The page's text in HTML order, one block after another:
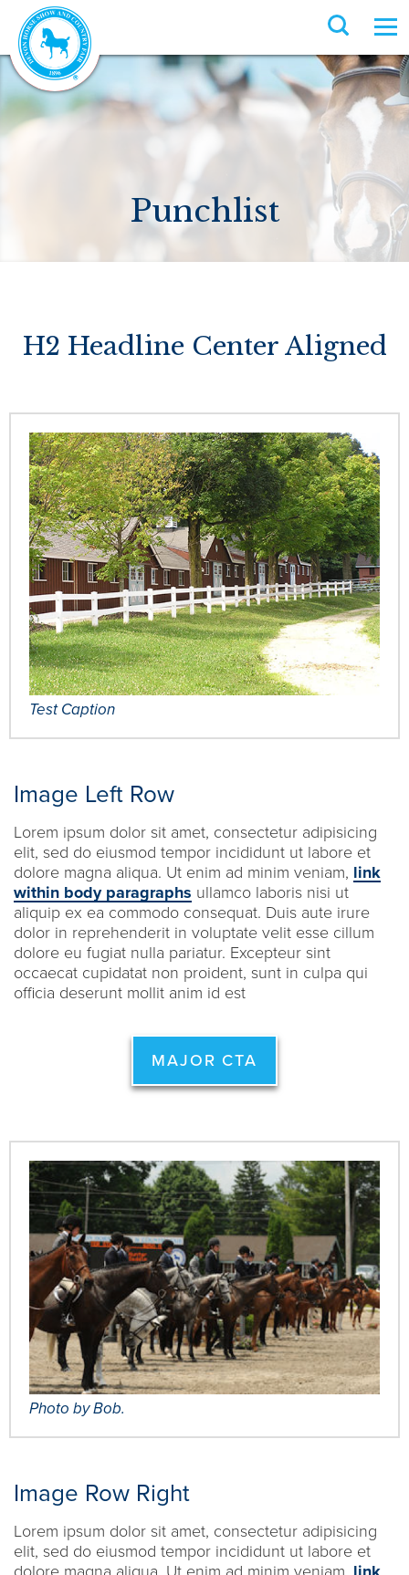
Punchlist
H2 Headline Center Aligned
Test Caption
Image Left Row
Lorem ipsum dolor sit amet, consectetur adipisicing
elit, sed do eiusmod tempor incididunt ut labore et
dolore magna aliqua. Ut enim ad minim veniam, link
within body paragraphs ullamco laboris nisi ut
aliquip ex ea commodo consequat. Duis aute irure
dolor in reprehenderit in voluptate velit esse cillum
dolore eu fugiat nulla pariatur. Excepteur sint
occaecat cupidatat non proident, sunt in culpa qui
officia deserunt mollit anim id est
MAJOR CTA
Photo by Bob.
Image Row Right
Lorem ipsum dolor sit amet, consectetur adipisicing
elit, sed do eiusmod tempor incididunt ut labore et